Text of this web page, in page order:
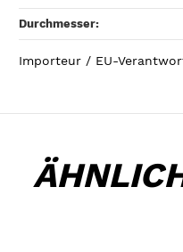
Durchmesser‍:
Importeur / EU-